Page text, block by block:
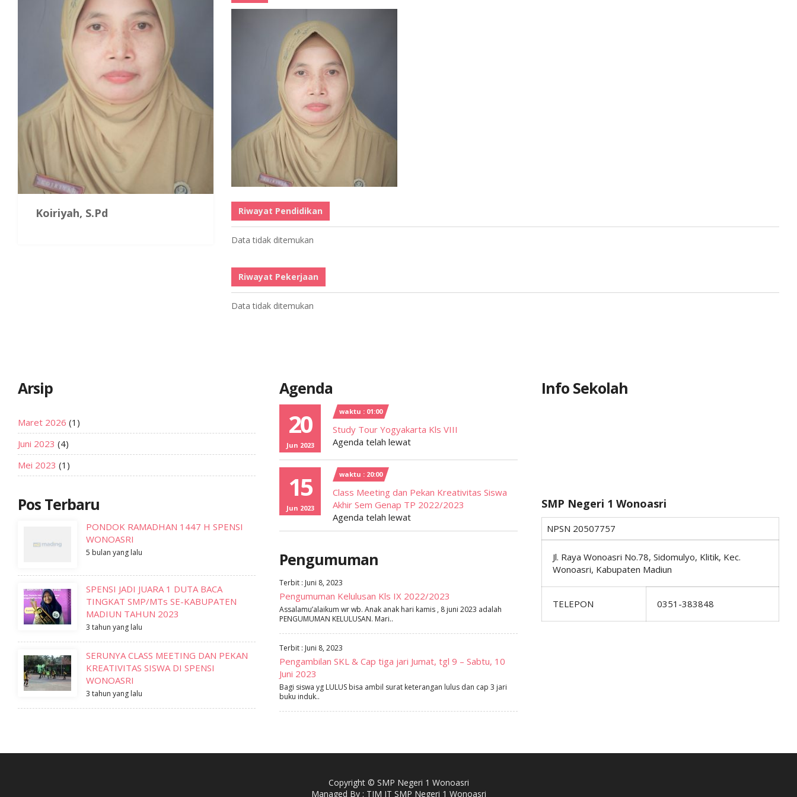
Koiriyah, S.Pd Riwayat Pendidikan
Data tidak ditemukan
Riwayat Pekerjaan
Data tidak ditemukan
Arsip
Maret 2026 (1)
Juni 2023 (4)
Mei 2023 (1)
Pos Terbaru
PONDOK RAMADHAN 1447 H SPENSI
WONOASRI
5 bulan yang lalu
SPENSI JADI JUARA 1 DUTA BACA
TINGKAT SMP/MTs SE-KABUPATEN
MADIUN TAHUN 2023
3 tahun yang lalu
SERUNYA CLASS MEETING DAN PEKAN
KREATIVITAS SISWA DI SPENSI
WONOASRI
3 tahun yang lalu
Agenda
20
Jun 2023
waktu : 01:00
Study Tour Yogyakarta Kls VIII
Agenda telah lewat
15
Jun 2023
waktu : 20:00
Class Meeting dan Pekan Kreativitas Siswa
Akhir Sem Genap TP 2022/2023
Agenda telah lewat
Pengumuman
Terbit : Juni 8, 2023
Pengumuman Kelulusan Kls IX 2022/2023
Assalamu’alaikum wr wb. Anak anak hari kamis , 8 juni 2023 adalah
PENGUMUMAN KELULUSAN. Mari..
Terbit : Juni 8, 2023
Pengambilan SKL & Cap tiga jari Jumat, tgl 9 – Sabtu, 10
Juni 2023
Bagi siswa yg LULUS bisa ambil surat keterangan lulus dan cap 3 jari
buku induk..
Info Sekolah
SMP Negeri 1 Wonoasri
NPSN 20507757
Jl. Raya Wonoasri No.78, Sidomulyo, Klitik, Kec.
Wonoasri, Kabupaten Madiun
TELEPON 0351-383848
Copyright © SMP Negeri 1 Wonoasri
Managed By : TIM IT SMP Negeri 1 Wonoasri